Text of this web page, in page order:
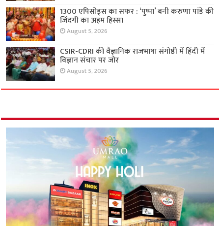
1300 एपिसोड्स का सफर : ‘पुष्पा’ बनी करुणा पांडे की
जिंदगी का अहम हिस्सा
August 5, 2026
CSIR-CDRI की वैज्ञानिक राजभाषा संगोष्ठी में हिंदी में
विज्ञान संचार पर जोर
August 5, 2026